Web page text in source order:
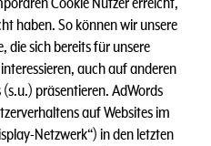
haben. So können wir unsere
die sich bereits für unsere
auch auf anderen
präsentieren. AdWords
auf Websites im
Netzwerk“) in den letzten